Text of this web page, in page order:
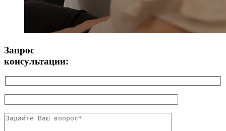
Запрос
консультации: